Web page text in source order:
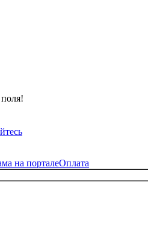
на порталеОплата